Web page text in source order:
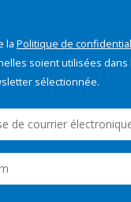
la Politique de
soient utilisées dans
sélectionnée.